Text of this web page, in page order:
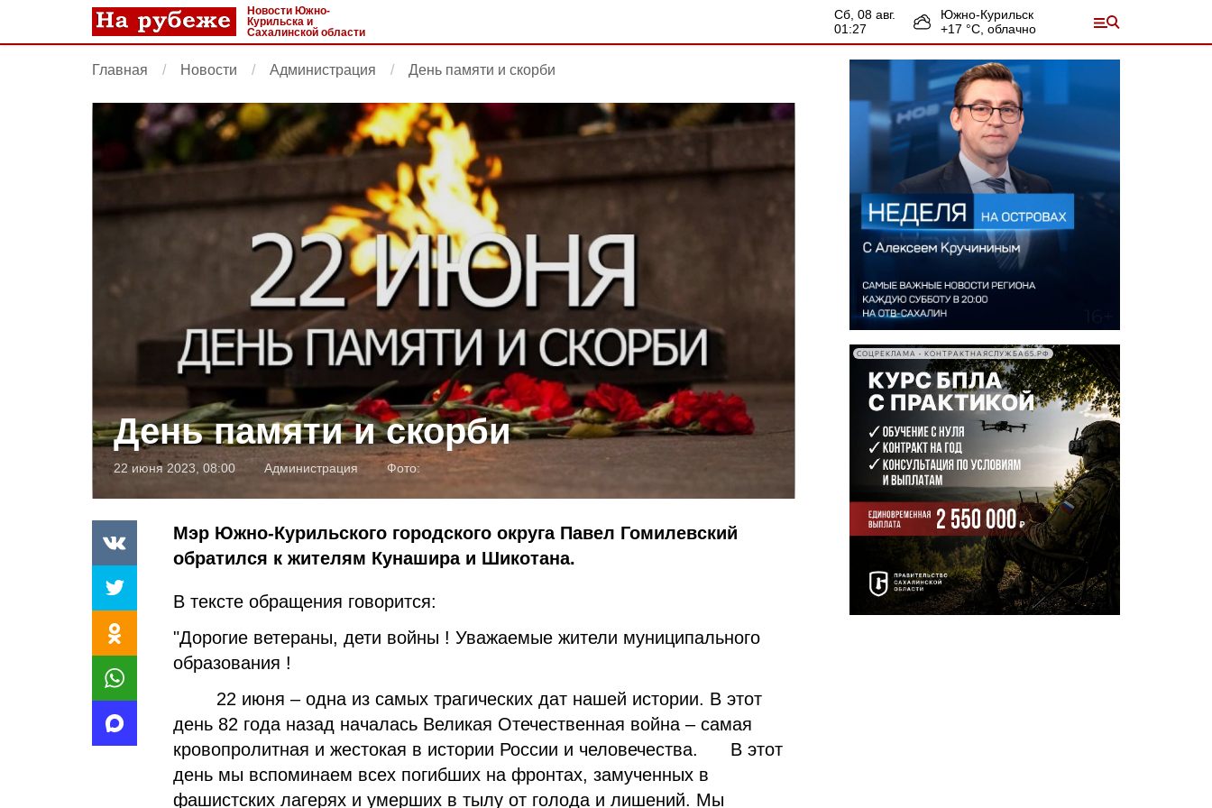
Новости Южно-
Курильска и
Сахалинской области
сб, 08 авг.
01:27
Южно-Курильск
+17 °С, облачно
Главная Новости Администрация День памяти и скорби
День памяти и скорби
22 июня 2023, 08:00 Администрация Фото:
Мэр Южно-Курильского городского округа Павел Гомилевский
обратился к жителям Кунашира и Шикотана.
В тексте обращения говорится:
"Дорогие ветераны, дети войны ! Уважаемые жители муниципального
образования !
22 июня – одна из самых трагических дат нашей истории. В этот
день 82 года назад началась Великая Отечественная война – самая
кровопролитная и жестокая в истории России и человечества. В этот
день мы вспоминаем всех погибших на фронтах, замученных в
фашистских лагерях и умерших в тылу от голода и лишений. Мы
СОЦРЕКЛАМА • КОНТРАКТНАЯСЛУЖБА65.РФ